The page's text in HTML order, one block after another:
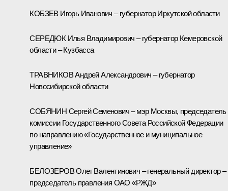
КОБЗЕВ Игорь Иванович – губернатор Иркутской области
СЕРЕДЮК Илья Владимирович – губернатор Кемеровской
области – Кузбасса
ТРАВНИКОВ Андрей Александрович – губернатор
Новосибирской области
СОБЯНИН Сергей Семенович – мэр Москвы, председатель
комиссии Государственного Совета Российской Федерации
по направлению «Государственное и муниципальное
управление»
БЕЛОЗЕРОВ Олег Валентинович – генеральный директор –
председатель правления ОАО «РЖД»